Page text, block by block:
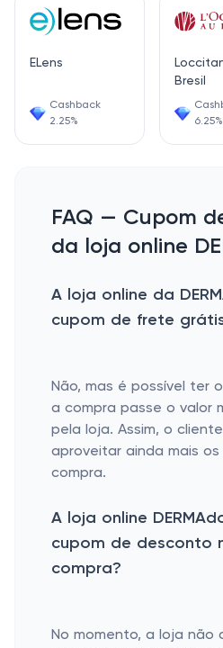
ELens
Cashback
2.25%
Bresil
6.25%
FAQ — Cupom
da loja online
A loja online da
cupom de frete
Não, mas é possível ter
a compra passe o valor
pela loja. Assim, o
aproveitar ainda mais
compra.
A loja online
cupom de desconto
compra?
No momento, a loja não